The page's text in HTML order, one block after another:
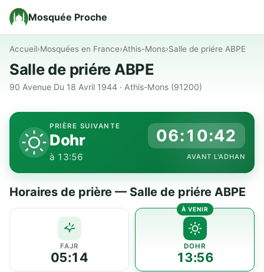
Mosquée Proche
Accueil›Mosquées en France›Athis-Mons›Salle de priére ABPE
Salle de priére ABPE
90 Avenue Du 18 Avril 1944 · Athis-Mons (91200)
PRIÈRE SUIVANTE
Dohr
à 13:56
06:10:41
AVANT L'ADHAN
Horaires de prière — Salle de priére ABPE
FAJR
05:14
DOHR
13:56